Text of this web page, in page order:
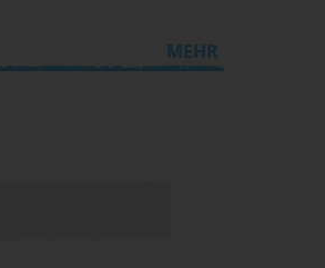
MEHR